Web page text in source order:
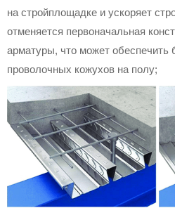
на стройплощадке и ускоряет
отменяется первоначальная
арматуры, что может
проволочных кожухов на полу;